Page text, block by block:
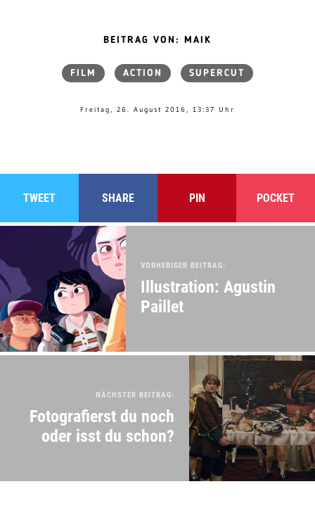
BEITRAG VON: MAIK
FILM ACTION SUPERCUT
Freitag, 26. August 2016, 13:37 Uhr
TWEET SHARE PIN POCKET
VORHERIGER BEITRAG:
Illustration: Agustin
Paillet
NÄCHSTER BEITRAG:
Fotografierst du noch
oder isst du schon?